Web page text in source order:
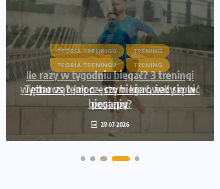
TEORIA TRENINGU TRENING
Ile razy w tygodniu biegać? 3 treningi
wystarczą? Jak często biegać, żeby robić
postępy
20-07-2026